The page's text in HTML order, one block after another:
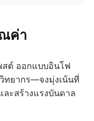
ค่า
สต์ ออกแบบอินโฟ
ทยากร—จงมุ่งเน้นที่
ะสร้างแรงบันดาล